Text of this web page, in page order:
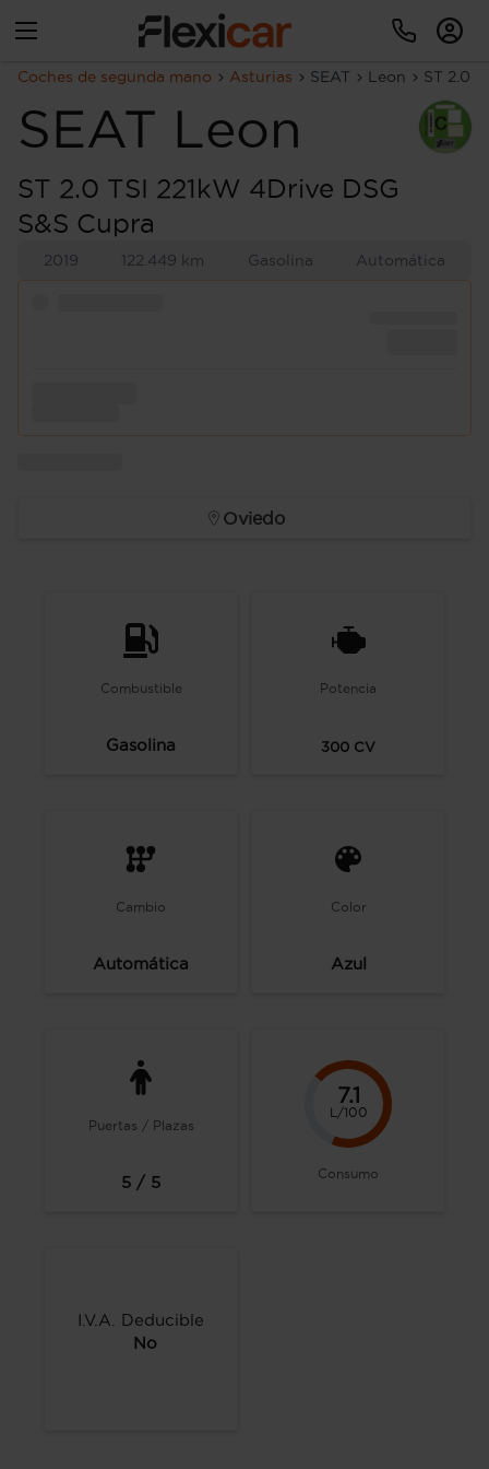
Coches de segunda mano Asturias SEAT Leon ST 2.0
SEAT Leon
ST 2.0 TSI 221kW 4Drive DSG
S&S Cupra
2019 122.449 km Gasolina Automática
Oviedo
Combustible
Gasolina
Potencia
300 CV
Cambio
Automática
Color
Azul
Puertas / Plazas
5 / 5
7.1
L/100
Consumo
I.V.A. Deducible
No